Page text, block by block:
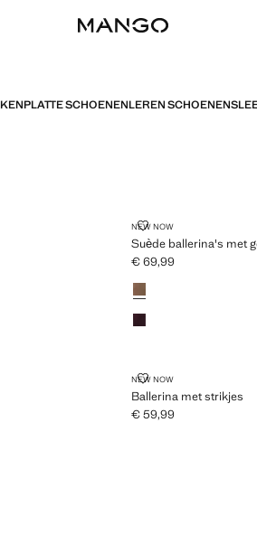
PLATTE SCHOENENLEREN SCHOENEN
NEW NOW
Suède ballerina's met
SUÈDE BALLERINA'S
Huidige prijs [€ 69,99 ]
€ 69,99
Kleuren
NEW NOW
Ballerina met strikjes
BALLERINA MET
Huidige prijs [€ 59,99 ]
€ 59,99